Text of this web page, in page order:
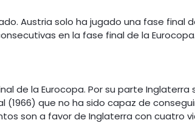
Austria solo ha jugado una fase final
en la fase final de la Eurocopa.
de la Eurocopa. Por su parte Inglaterra
que no ha sido capaz de
son a favor de Inglaterra con cuatro